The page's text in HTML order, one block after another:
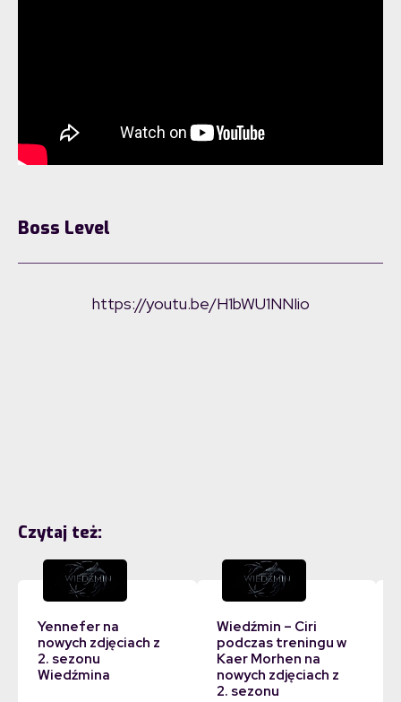
Boss Level
https://youtu.be/H1bWU1NNIio
Czytaj też:
Yennefer na
nowych zdjęciach z
2. sezonu
Wiedźmina
Wiedźmin – Ciri
podczas treningu w
Kaer Morhen na
nowych zdjęciach z
2. sezonu